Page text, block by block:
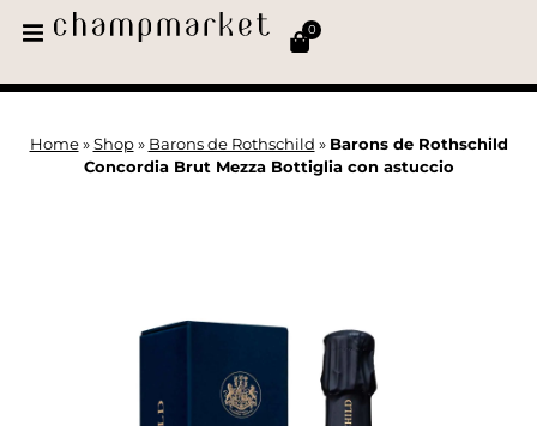
0
Home» Shop» Barons de Rothschild » Barons de Rothschild
Concordia Brut Mezza Bottiglia con astuccio